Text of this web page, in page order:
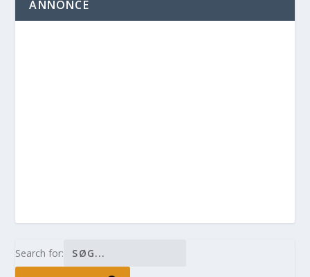
ANNONCE
Search for: